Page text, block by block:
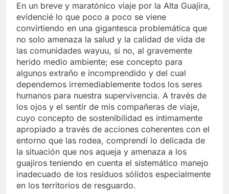
En un breve y maratónico viaje por la Alta Guajira,
evidencié lo que poco a poco se viene
convirtiendo en una gigantesca problemática que
no solo amenaza la salud y la calidad de vida de
las comunidades wayuu, si no, al gravemente
herido medio ambiente; ese concepto para
algunos extraño e incomprendido y del cual
dependemos irremediablemente todos los seres
humanos para nuestra supervivencia. A través de
los ojos y el sentir de mis compañeras de viaje,
cuyo concepto de sostenibilidad es íntimamente
apropiado a través de acciones coherentes con el
entorno que las rodea, comprendí lo delicada de
la situación que nos aqueja y amenaza a los
guajiros teniendo en cuenta el sistemático manejo
inadecuado de los residuos sólidos especialmente
en los territorios de resguardo.